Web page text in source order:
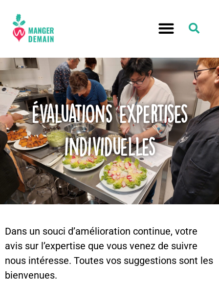
évaluations expertises
individuelles
Dans un souci d’amélioration continue, votre
avis sur l’expertise que vous venez de suivre
nous intéresse. Toutes vos suggestions sont les
bienvenues.